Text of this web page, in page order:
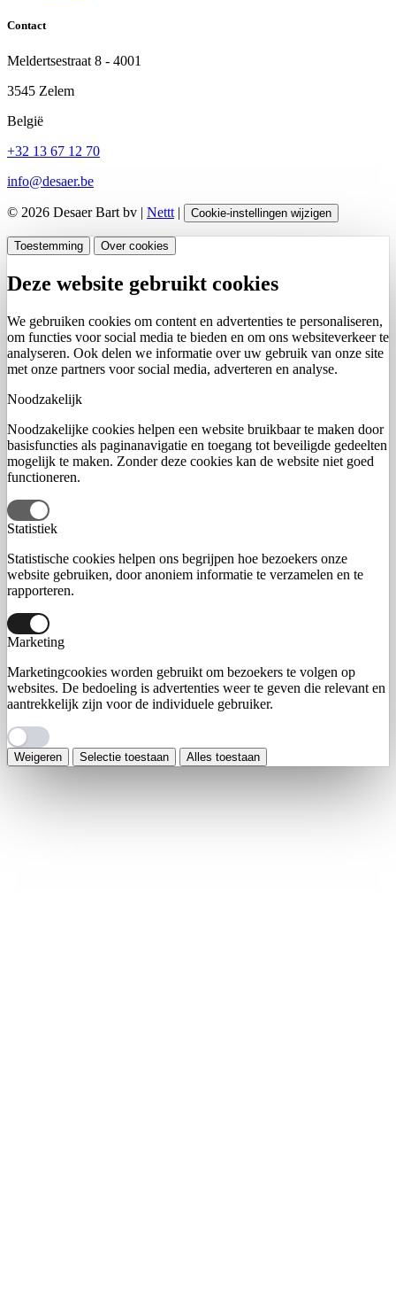
Contact
Meldertsestraat 8 - 4001
3545 Zelem
België
+32 13 67 12 70
info@desaer.be
© 2026 Desaer Bart bv | Nettt | Cookie-instellingen wijzigen
Toestemming Over cookies
Deze website gebruikt cookies
We gebruiken cookies om content en advertenties te personaliseren,
om functies voor social media te bieden en om ons websiteverkeer te
analyseren. Ook delen we informatie over uw gebruik van onze site
met onze partners voor social media, adverteren en analyse.
Noodzakelijk
Noodzakelijke cookies helpen een website bruikbaar te maken door
basisfuncties als paginanavigatie en toegang tot beveiligde gedeelten
mogelijk te maken. Zonder deze cookies kan de website niet goed
functioneren.
Statistiek
Statistische cookies helpen ons begrijpen hoe bezoekers onze
website gebruiken, door anoniem informatie te verzamelen en te
rapporteren.
Marketing
Marketingcookies worden gebruikt om bezoekers te volgen op
websites. De bedoeling is advertenties weer te geven die relevant en
aantrekkelijk zijn voor de individuele gebruiker.
Weigeren Selectie toestaan Alles toestaan